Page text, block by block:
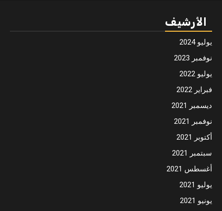
الأرشيف
يوليو 2024
نوفمبر 2023
يوليو 2022
فبراير 2022
ديسمبر 2021
نوفمبر 2021
أكتوبر 2021
سبتمبر 2021
أغسطس 2021
يوليو 2021
يونيو 2021